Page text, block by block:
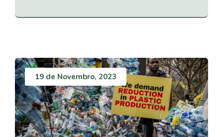
19 de Novembro, 2023